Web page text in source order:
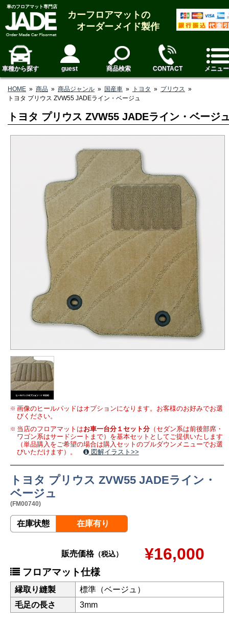
車のフロアマット専門店
カーフロアマットの
オーダーメイド製作
車種から探す guest 商品検索 CONTACT メニュー
HOME » 商品 » 商品ジャンル » 国産車 » トヨタ » プリウス »
トヨタ プリウス ZVW55 JADEライン・ベージュ
トヨタ プリウス ZVW55 JADEライン・ベージ
画像のヒールパッドはオプションになります。お客様のお好みでお選
びください。
当店のフロアマットはお車一台分１セット分（セダン系は前後部席・
ワゴン系はサードシートまで）を基本セットとしてご提供いたします
（単品購入をご希望の場合は購入セットのプルダウンメニューでお選
びいただけます）。
図解イラスト>>
トヨタ プリウス ZVW55 JADEライン・
ベージュ
(FM00740)
在庫状態 在庫有り
販売価格（税込） ¥16,000
フロアマット仕様
縁取り縫製
標準（ベージュ）
毛足の長さ
3mm